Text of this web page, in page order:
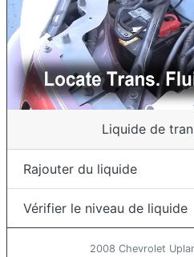
Liquide de
Rajouter du liquide
Vérifier le niveau de liquide
2008 Chevrolet